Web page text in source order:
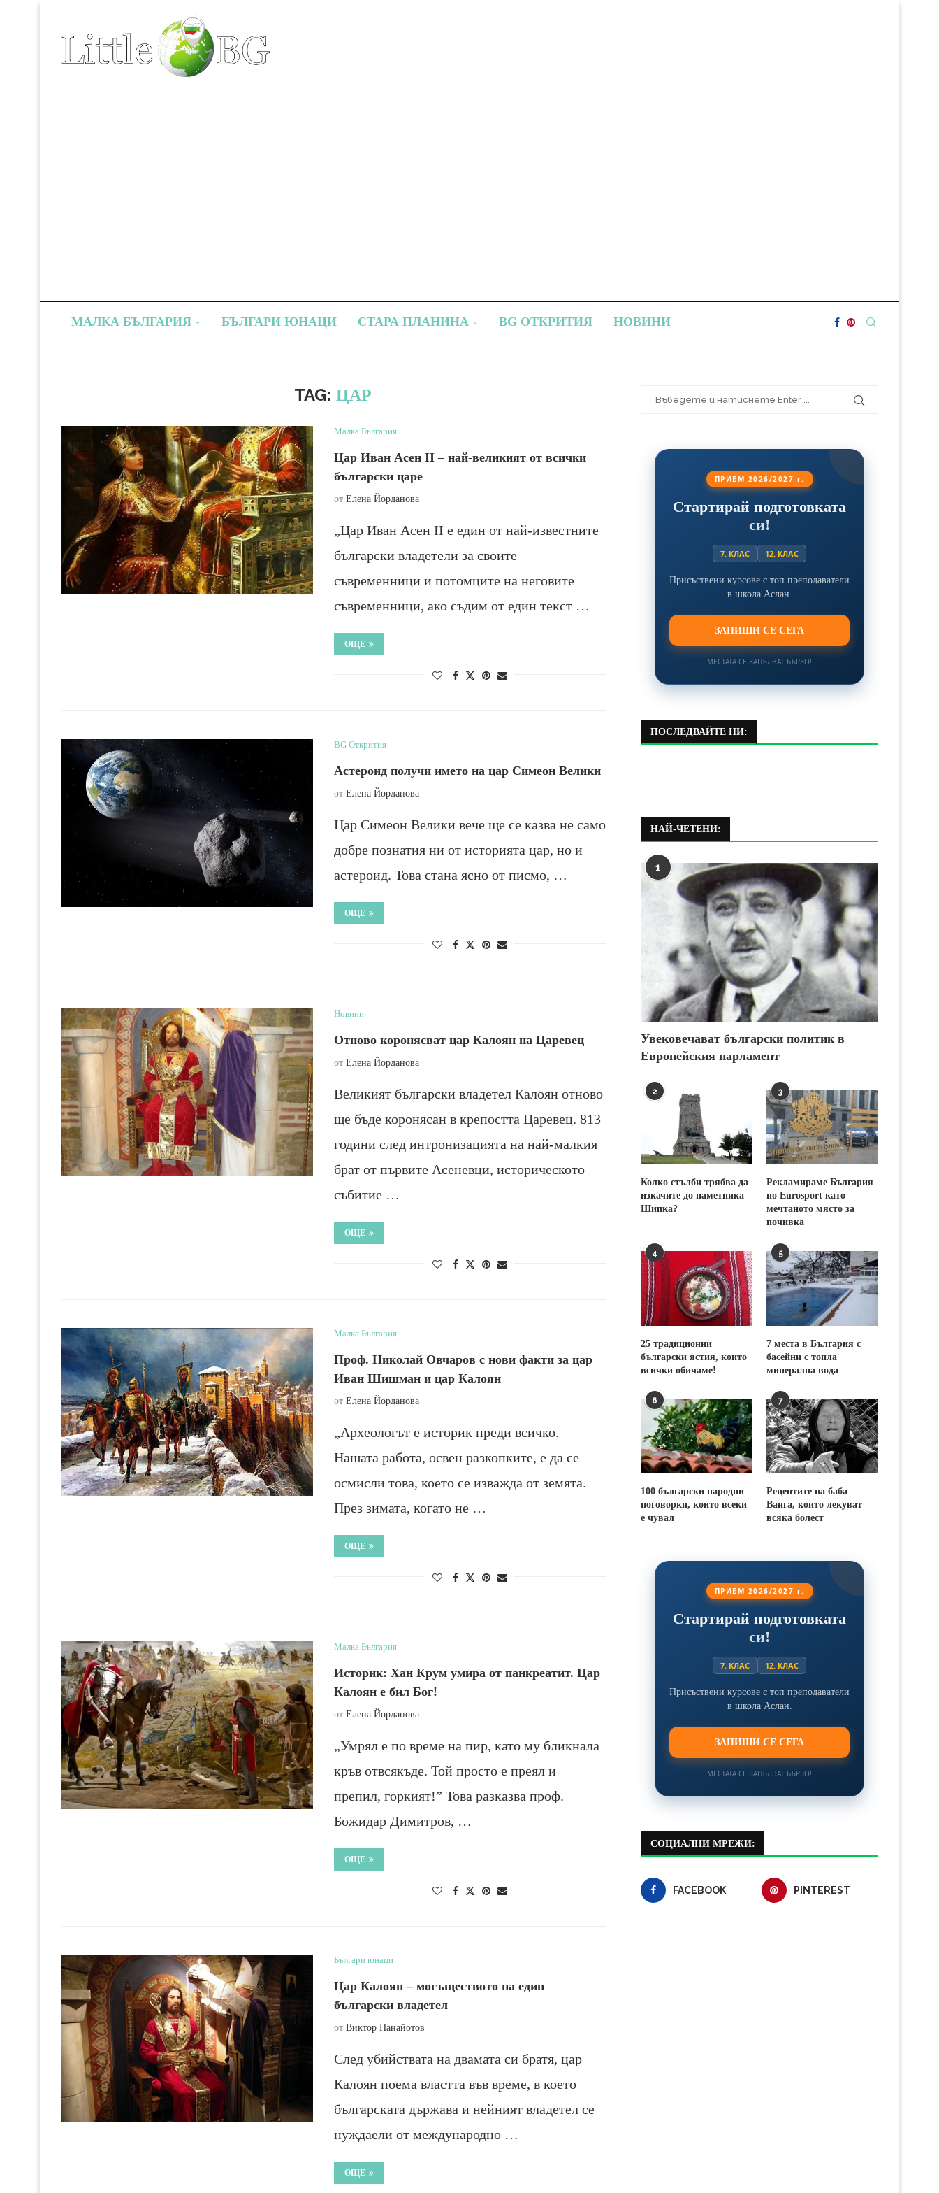
МАЛКА БЪЛГАРИЯ БЪЛГАРИ ЮНАЦИ СТАРА ПЛАНИНА BG ОТКРИТИЯ НОВИНИ
TAG:ЦАР
Малка България
Цар Иван Асен II – най-великият от всички
български царе
от Елена Йорданова
„Цар Иван Асен II е един от най-известните
български владетели за своите
съвременници и потомците на неговите
съвременници, ако съдим от един текст …
ОЩЕ
BG Открития
Астероид получи името на цар Симеон Велики
от Елена Йорданова
Цар Симеон Велики вече ще се казва не само
добре познатия ни от историята цар, но и
астероид. Това стана ясно от писмо, …
ОЩЕ
Новини
Отново коронясват цар Калоян на Царевец
от Елена Йорданова
Великият български владетел Калоян отново
ще бъде коронясан в крепостта Царевец. 813
години след интронизацията на най-малкия
брат от първите Асеневци, историческото
събитие …
ОЩЕ
Малка България
Проф. Николай Овчаров с нови факти за цар
Иван Шишман и цар Калоян
от Елена Йорданова
„Археологът е историк преди всичко.
Нашата работа, освен разкопките, е да се
осмисли това, което се изважда от земята.
През зимата, когато не …
ОЩЕ
Малка България
Историк: Хан Крум умира от панкреатит. Цар
Калоян е бил Бог!
от Елена Йорданова
„Умрял е по време на пир, като му бликнала
кръв отвсякъде. Той просто е преял и
препил, горкият!” Това разказва проф.
Божидар Димитров, …
ОЩЕ
Българи юнаци
Цар Калоян – могъществото на един
български владетел
от Виктор Панайотов
След убийствата на двамата си братя, цар
Калоян поема властта във време, в което
българската държава и нейният владетел се
нуждаели от международно …
ОЩЕ
ПРИЕМ 2026/2027 г.
Стартирай подготовката
си!
7. КЛАС 12. КЛАС
Присъствени курсове с топ преподаватели
в школа Аслан.
ЗАПИШИ СЕ СЕГА
МЕСТАТА СЕ ЗАПЪЛВАТ БЪРЗО!
ПОСЛЕДВАЙТЕ НИ:
НАЙ-ЧЕТЕНИ:
1
Увековечават български политик в
Европейския парламент
2
Колко стълби трябва да
изкачите до паметника
Шипка?
3
Рекламираме България
по Eurosport като
мечтаното място за
почивка
4
25 традиционни
български ястия, които
всички обичаме!
5
7 места в България с
басейни с топла
минерална вода
6
100 български народни
поговорки, които всеки
е чувал
7
Рецептите на баба
Ванга, които лекуват
всяка болест
ПРИЕМ 2026/2027 г.
Стартирай подготовката
си!
7. КЛАС 12. КЛАС
Присъствени курсове с топ преподаватели
в школа Аслан.
ЗАПИШИ СЕ СЕГА
МЕСТАТА СЕ ЗАПЪЛВАТ БЪРЗО!
СОЦИАЛНИ МРЕЖИ:
FACEBOOK PINTEREST